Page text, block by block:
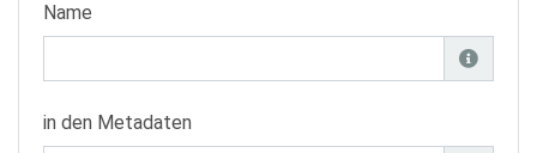
Name
in den Metadaten